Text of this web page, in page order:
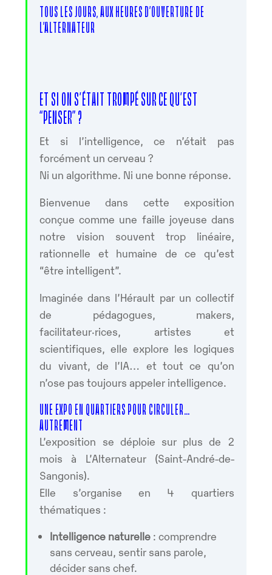
TOUS LES JOURS, AUX HEURES D’OUVERTURE DE
L’ALTERNATEUR
ET SI ON S’ÉTAIT TROMPÉ SUR CE QU’EST
“PENSER” ?
Et si l’intelligence, ce n’était pas
forcément un cerveau ?
Ni un algorithme. Ni une bonne réponse.
Bienvenue dans cette exposition
conçue comme une faille joyeuse dans
notre vision souvent trop linéaire,
rationnelle et humaine de ce qu’est
“être intelligent”.
Imaginée dans l’Hérault par un collectif
de pédagogues, makers,
facilitateur·rices, artistes et
scientifiques, elle explore les logiques
du vivant, de l’IA… et tout ce qu’on
n’ose pas toujours appeler intelligence.
UNE EXPO EN QUARTIERS POUR CIRCULER…
AUTREMENT
L’exposition se déploie sur plus de 2
mois à L’Alternateur (Saint-André-de-
Sangonis).
Elle s’organise en 4 quartiers
thématiques :
Intelligence naturelle : comprendre
sans cerveau, sentir sans parole,
décider sans chef.